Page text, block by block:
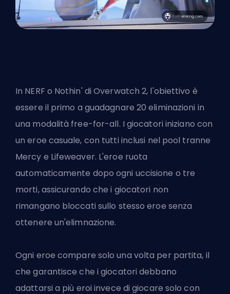
In NERF o Nothin' di Overwatch 2, l'obiettivo è
essere il primo a guadagnare 20 eliminazioni in
una modalità free-for-all. I giocatori iniziano con
un eroe casuale, con tutti inclusi nel pool tranne
Mercy e Lifeweaver. L'eroe ruota
automaticamente dopo ogni uccisione o tre
morti, assicurando che i giocatori non
rimangano bloccati sullo stesso eroe senza
ottenere un'elimnazione.
Ogni eroe compare solo una volta per partita, il
che garantisce che i giocatori debbano
adattarsi a più eroi invece di giocare solo con